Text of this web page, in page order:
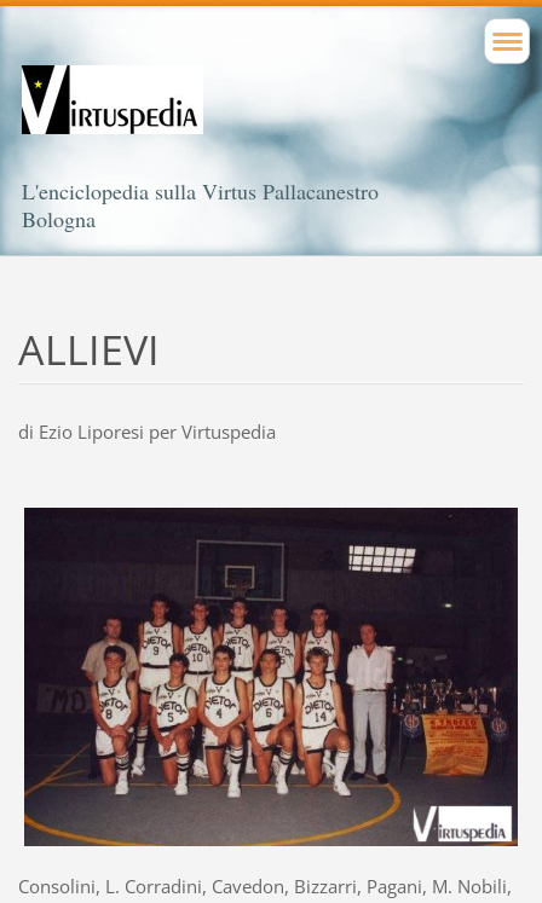
L'enciclopedia sulla Virtus Pallacanestro
Bologna
ALLIEVI
di Ezio Liporesi per Virtuspedia
Consolini, L. Corradini, Cavedon, Bizzarri, Pagani, M. Nobili,